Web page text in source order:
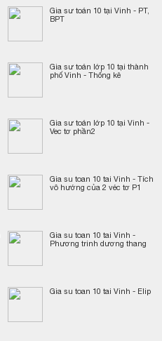
Gia sư toán 10 tại Vinh - PT,
BPT
Gia sư toán lớp 10 tại thành
phố Vinh - Thống kê
Gia sư toán lớp 10 tại Vinh -
Vec tơ phần2
Gia su toan 10 tai Vinh - Tích
vô hướng của 2 véc tơ P1
Gia su toan 10 tai Vinh -
Phương trinh dương thang
Gia su toan 10 tai Vinh - Elip